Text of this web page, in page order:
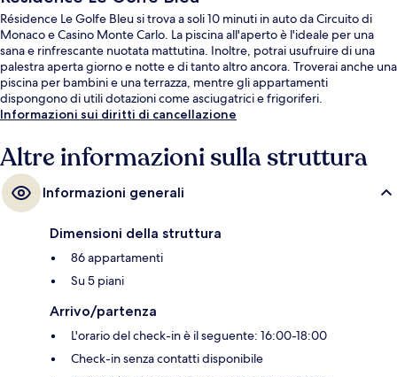
Résidence Le Golfe Bleu si trova a soli 10 minuti in auto da Circuito di
Monaco e Casino Monte Carlo. La piscina all'aperto è l'ideale per una
sana e rinfrescante nuotata mattutina. Inoltre, potrai usufruire di una
palestra aperta giorno e notte e di tanto altro ancora. Troverai anche una
piscina per bambini e una terrazza, mentre gli appartamenti
dispongono di utili dotazioni come asciugatrici e frigoriferi.
Informazioni sui diritti di cancellazione
Altre informazioni sulla struttura
Informazioni generali
Dimensioni della struttura
86 appartamenti
Su 5 piani
Arrivo/partenza
L'orario del check-in è il seguente: 16:00-18:00
Check-in senza contatti disponibile